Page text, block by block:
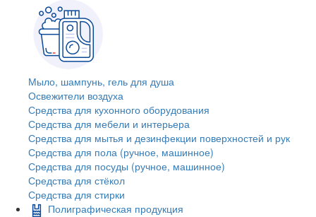
Мыло, шампунь, гель для душа
Освежители воздуха
Средства для кухонного оборудования
Средства для мебели и интерьера
Средства для мытья и дезинфекции поверхностей и рук
Средства для пола (ручное, машинное)
Средства для посуды (ручное, машинное)
Средства для стёкол
Средства для стирки
Полиграфическая продукция